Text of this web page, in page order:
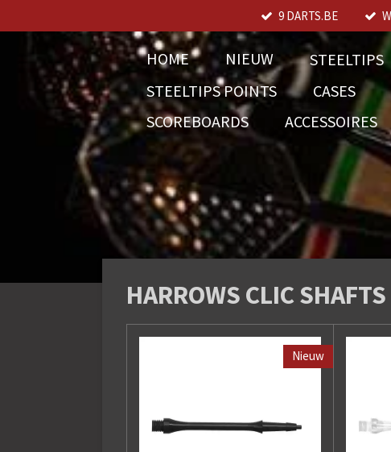
direct
hoofdinhoud
9 DARTS.BE
HOME NIEUW STEELTIPS
STEELTIPS POINTS
CASES
SCOREBOARDS
ACCESSOIRES
HARROWS CLIC SHAFTS
Nieuw